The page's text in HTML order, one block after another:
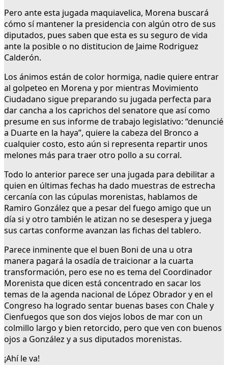
Pero ante esta jugada maquiavelica, Morena buscará
cómo sí mantener la presidencia con algún otro de sus
diputados, pues saben que esta es su seguro de vida
ante la posible o no distitucion de Jaime Rodriguez
Calderón.
Los ánimos están de color hormiga, nadie quiere entrar
al golpeteo en Morena y por mientras Movimiento
Ciudadano sigue preparando su jugada perfecta para
dar cancha a los caprichos del senatore que así como
presume en sus informe de trabajo legislativo: “denuncié
a Duarte en la haya”, quiere la cabeza del Bronco a
cualquier costo, esto aún si representa repartir unos
melones más para traer otro pollo a su corral.
Todo lo anterior parece ser una jugada para debilitar a
quien en últimas fechas ha dado muestras de estrecha
cercanía con las cúpulas morenistas, hablamos de
Ramiro González que a pesar del fuego amigo que un
día si y otro también le atizan no se desespera y juega
sus cartas conforme avanzan las fichas del tablero.
Parece inminente que el buen Boni de una u otra
manera pagará la osadía de traicionar a la cuarta
transformación, pero ese no es tema del Coordinador
Morenista que dicen está concentrado en sacar los
temas de la agenda nacional de López Obrador y en el
Congreso ha logrado sentar buenas bases con Chale y
Cienfuegos que son dos viejos lobos de mar con un
colmillo largo y bien retorcido, pero que ven con buenos
ojos a González y a sus diputados morenistas.
¡Ahí le va!